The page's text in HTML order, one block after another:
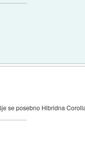
se posebno Hibridna